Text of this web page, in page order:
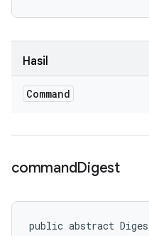
Hasil
Command
commandDigest
public abstract